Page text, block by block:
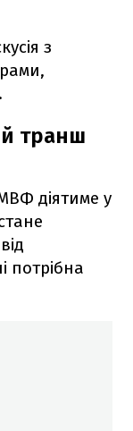
з
транш
діятиме у
потрібна